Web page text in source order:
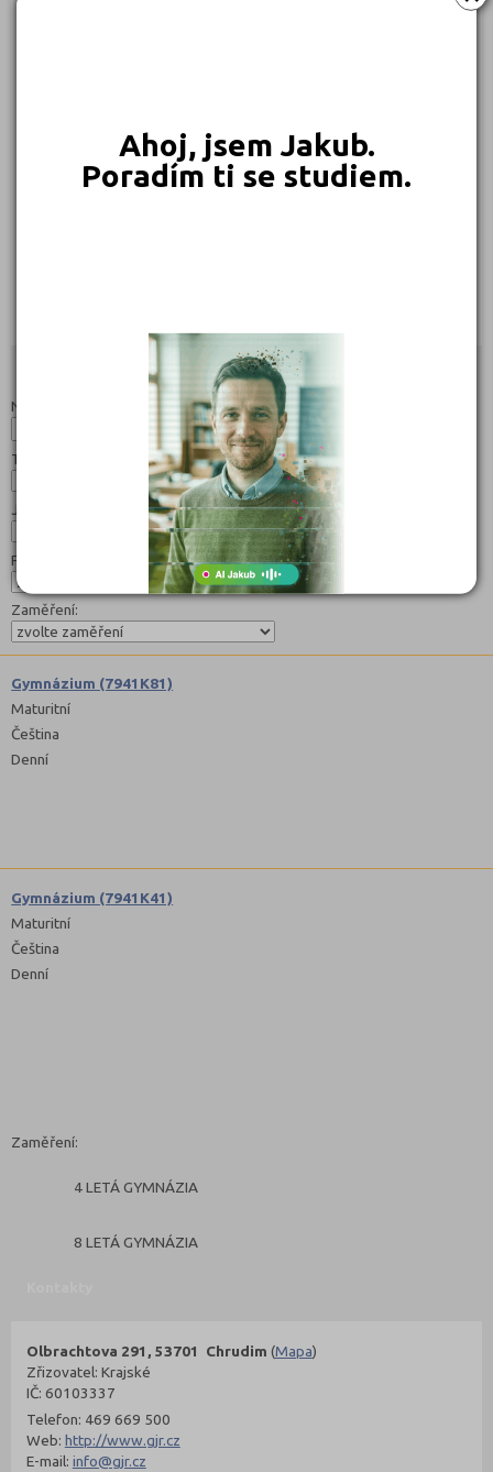
Ahoj, jsem Jakub.
Poradím ti se studiem.
Studijní programy/obory
Nahoru
Název:
Typ:
Jazyk:
Forma:
Zaměření:
Gymnázium (7941K81)
Maturitní
Čeština
Denní
Gymnázium (7941K41)
Maturitní
Čeština
Denní
Zaměření:
4 LETÁ GYMNÁZIA
8 LETÁ GYMNÁZIA
Olbrachtova 291, 53701 Chrudim (Mapa)
Zřizovatel: Krajské
IČ: 60103337
Telefon: 469 669 500
Web: http://www.gjr.cz
E-mail: info@gjr.cz